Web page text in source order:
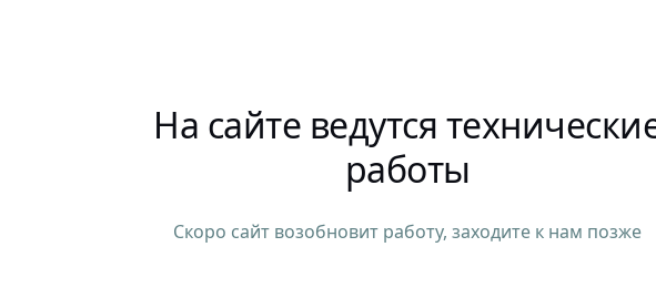
На сайте ведутся
работы
Скоро сайт возобновит работу, заходите к нам позже